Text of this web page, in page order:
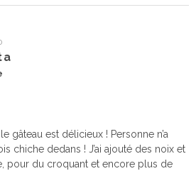
gâteau est délicieux ! Personne n’a
chiche dedans ! J’ai ajouté des noix et
pour du croquant et encore plus de